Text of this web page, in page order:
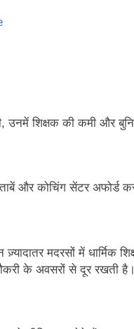
शिक्षक की कमी और
और कोचिंग सेंटर अफोर्ड
मदरसों में धार्मिक
के अवसरों से दूर रखती है।